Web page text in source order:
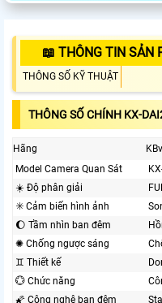
📖 THÔNG TIN SẢN
THÔNG SỐ KỸ THUẬT
THÔNG SỐ CHÍNH KX-
Hãng
Model Camera Quan Sát
☀️ Độ phân giải
✳️ Cảm biến hình ảnh
🌔 Tầm nhìn ban đêm
✺ Chống ngược sáng
♊ Thiết kế
💮 Chức năng
🌠 Công nghệ ban đêm